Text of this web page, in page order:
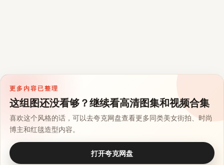
更多内容已整理
这组图还没看够？继续看高清图集和视频合集
喜欢这个风格的话，可以去夸克网盘查看更多同类美女街拍、时尚
博主和红毯造型内容。
打开夸克网盘